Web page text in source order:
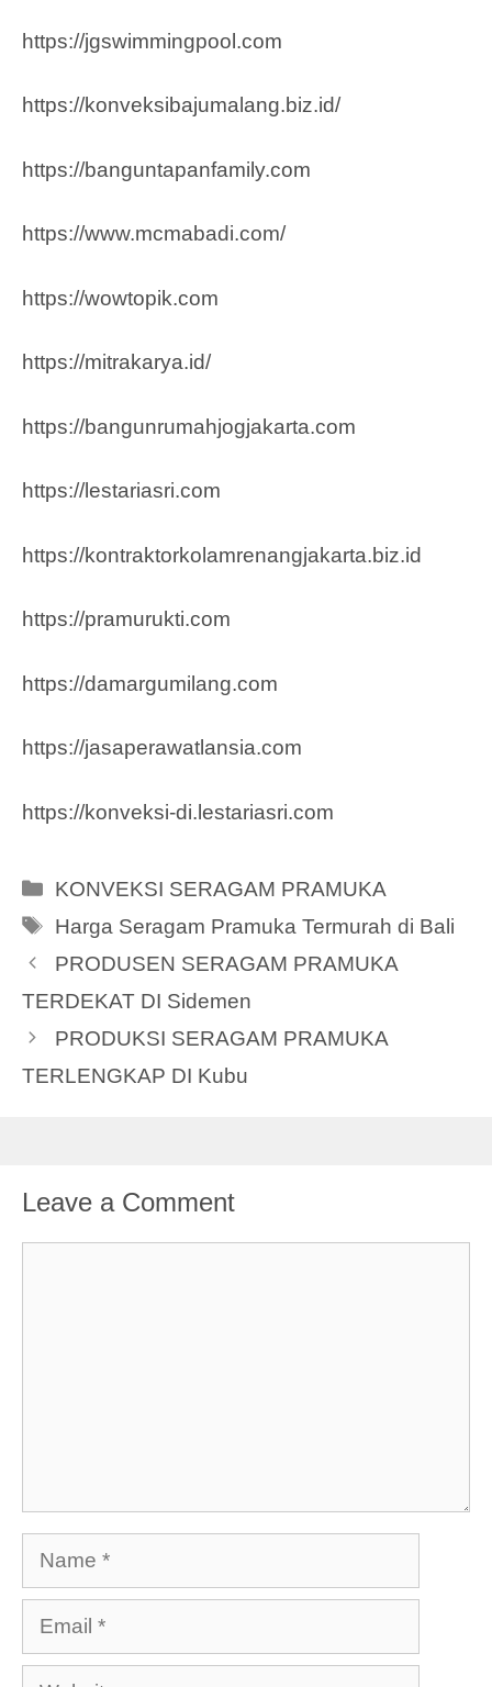
https://jgswimmingpool.com
https://konveksibajumalang.biz.id/
https://banguntapanfamily.com
https://www.mcmabadi.com/
https://wowtopik.com
https://mitrakarya.id/
https://bangunrumahjogjakarta.com
https://lestariasri.com
https://kontraktorkolamrenangjakarta.biz.id
https://pramurukti.com
https://damargumilang.com
https://jasaperawatlansia.com
https://konveksi-di.lestariasri.com
Categories
KONVEKSI SERAGAM PRAMUKA
Tags
Harga Seragam Pramuka Termurah di Bali
PRODUSEN SERAGAM PRAMUKA
TERDEKAT DI Sidemen
PRODUKSI SERAGAM PRAMUKA
TERLENGKAP DI Kubu
Leave a Comment
Name
Email
Website